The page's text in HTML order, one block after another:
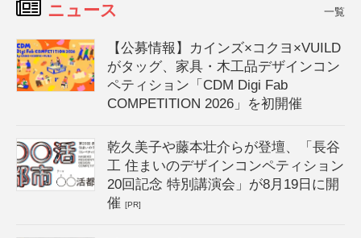
ニュース 一覧
【公募情報】カインズ×コクヨ×VUILD
がタッグ、家具・木工品デザインコン
ペティション「CDM Digi Fab
COMPETITION 2026」を初開催
乾久美子や藤本壮介らが登壇、「長谷
工 住まいのデザインコンペティション
20回記念 特別講演会」が8月19日に開
催[PR]